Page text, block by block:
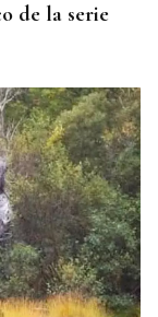
de la serie